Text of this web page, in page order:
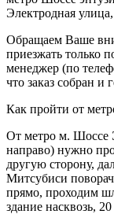
Электродная
Обращаем Ваше
приезжать только
менеджер (по
что заказ собран и
Как пройти от
От метро м. Шоссе
направо) нужно
другую сторону,
Митсубиси
прямо, проходим
здание насквозь,